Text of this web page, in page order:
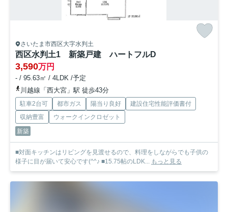
さいたま市西区大字水判土
西区水判土1 新築戸建 ハートフルD
3,590万円
- / 95.63㎡ / 4LDK /予定
川越線「西大宮」駅 徒歩43分
駐車2台可 都市ガス 陽当り良好
建設住宅性能評価書付
収納豊富
ウォークインクロゼット
新築
■対面キッチンはリビングを見渡せるので、料理をしながらでも子供の
様子に目が届いて安心です(^^♪ ■15.75帖のLDK...
もっと見る